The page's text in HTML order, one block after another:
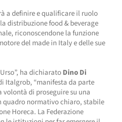
a definire e qualificare il ruolo
distribuzione food & beverage
riconoscendone la funzione
del made in Italy e delle sue
ha dichiaratoDino Di
Italgrob, “manifesta da parte
volontà di proseguire su una
quadro normativo chiaro, stabile
Horeca. La Federazione